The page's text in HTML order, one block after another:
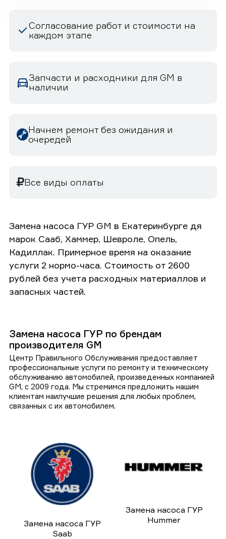
Согласование работ и стоимости на
каждом этапе
Запчасти и расходники для GM в
наличии
Начнем ремонт без ожидания и
очередей
Все виды оплаты
Замена насоса ГУР GM в Екатеринбурге дя
марок Сааб, Хаммер, Шевроле, Опель,
Кадиллак. Примерное время на оказание
услуги 2 нормо-часа. Стоимость от 2600
рублей без учета расходных материаллов и
запасных частей.
Замена насоса ГУР по брендам
производителя GM
Центр Правильного Обслуживания предоставляет
профессиональные услуги по ремонту и техническому
обслуживанию автомобилей, произведенных компанией
GM, с 2009 года. Мы стремимся предложить нашим
клиентам наилучшие решения для любых проблем,
связанных с их автомобилем.
Замена насоса ГУР
Saab
Замена насоса ГУР
Hummer